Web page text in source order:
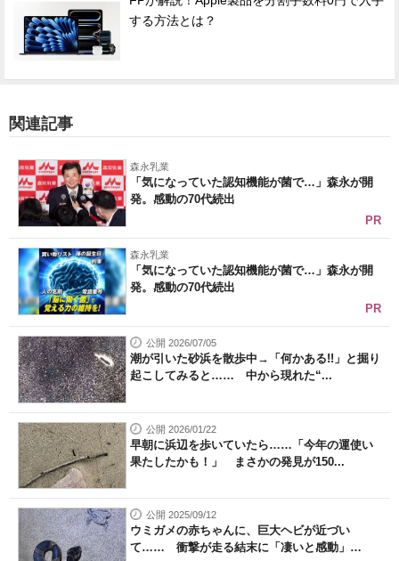
する方法とは？
関連記事
森永乳業
「気になっていた認知機能が菌で…」森永が開
発。感動の70代続出
PR
森永乳業
「気になっていた認知機能が菌で…」森永が開
発。感動の70代続出
PR
公開 2026/07/05
潮が引いた砂浜を散歩中→「何かある!!」と掘り
起こしてみると…… 中から現れた“...
公開 2026/01/22
早朝に浜辺を歩いていたら……「今年の運使い
果たしたかも！」 まさかの発見が150...
公開 2025/09/12
ウミガメの赤ちゃんに、巨大ヘビが近づい
て…… 衝撃が走る結末に「凄いと感動」